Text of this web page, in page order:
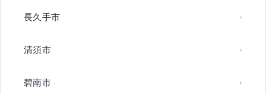
長久手市
清須市
碧南市